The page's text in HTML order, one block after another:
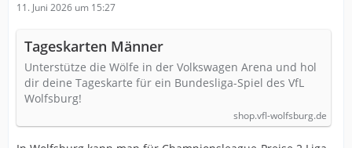
11. Juni 2026 um 15:27
Tageskarten Männer
Unterstütze die Wölfe in der Volkswagen Arena und hol
dir deine Tageskarte für ein Bundesliga-Spiel des VfL
Wolfsburg!
shop.vfl-wolfsburg.de